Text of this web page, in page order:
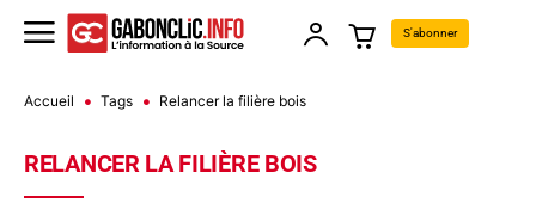
S'abonner
Accueil Tags Relancer la filière bois
RELANCER LA FILIÈRE BOIS